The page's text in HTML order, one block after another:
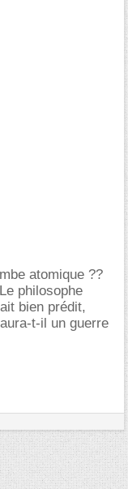
atomique ??
philosophe
bien prédit,
t-il un guerre